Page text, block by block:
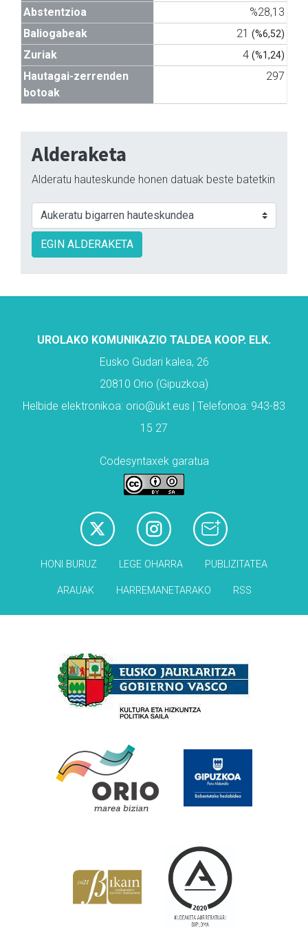
Abstentzioa
%28,13
Baliogabeak
21 (%6,52)
Zuriak 4 (%1,24)
Hautagai-zerrenden
botoak
297
Alderaketa
Alderatu hauteskunde honen datuak beste batetkin
EGIN ALDERAKETA
UROLAKO KOMUNIKAZIO TALDEA KOOP. ELK.
Eusko Gudari kalea, 26
20810 Orio (Gipuzkoa)
Helbide elektronikoa: orio@ukt.eus | Telefonoa: 943-83
15 27
Codesyntaxek garatua
HONI BURUZ LEGE OHARRA PUBLIZITATEA
ARAUAK HARREMANETARAKO RSS